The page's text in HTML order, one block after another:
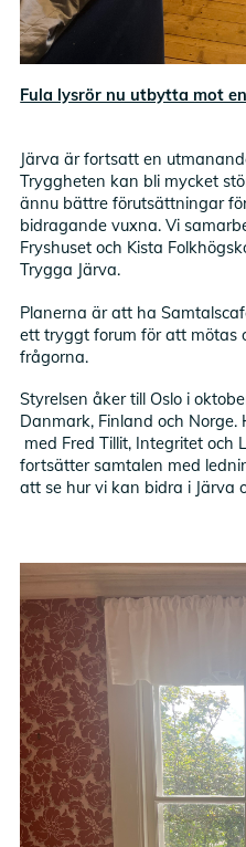
Fula lysrör nu utbytta mot
Järva är fortsatt en
Tryggheten kan bli mycket
ännu bättre förutsättningar
bidragande vuxna. Vi
Fryshuset och Kista
Trygga Järva.
Planerna är att ha
ett tryggt forum för att mötas
frågorna.
Styrelsen åker till Oslo i
Danmark, Finland och
med Fred Tillit, Integritet och
fortsätter samtalen med
att se hur vi kan bidra i Järva